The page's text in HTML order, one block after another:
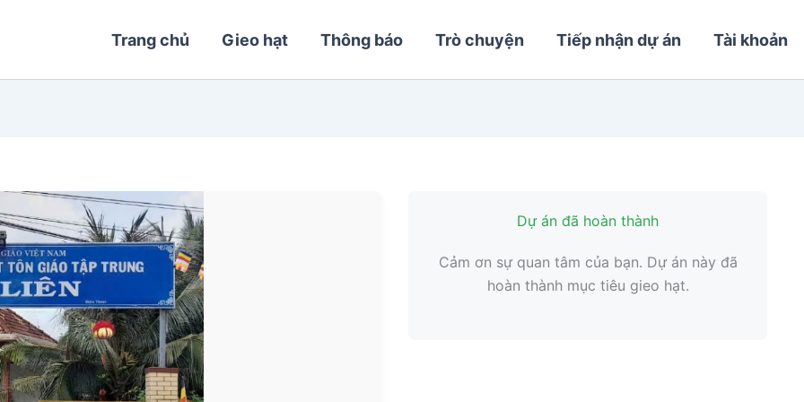
Trang chủ Gieo hạt Thông báo Trò chuyện Tiếp nhận dự án Tài khoản
Dự án đã hoàn thành
Cảm ơn sự quan tâm của bạn. Dự án này đã
hoàn thành mục tiêu gieo hạt.